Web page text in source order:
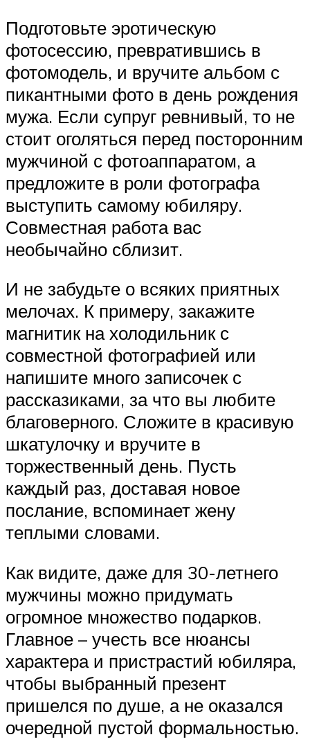
Подготовьте эротическую
фотосессию, превратившись в
фотомодель, и вручите альбом с
пикантными фото в день рождения
мужа. Если супруг ревнивый, то не
стоит оголяться перед посторонним
мужчиной с фотоаппаратом, а
предложите в роли фотографа
выступить самому юбиляру.
Совместная работа вас
необычайно сблизит.
И не забудьте о всяких приятных
мелочах. К примеру, закажите
магнитик на холодильник с
совместной фотографией или
напишите много записочек с
рассказиками, за что вы любите
благоверного. Сложите в красивую
шкатулочку и вручите в
торжественный день. Пусть
каждый раз, доставая новое
послание, вспоминает жену
теплыми словами.
Как видите, даже для 30-летнего
мужчины можно придумать
огромное множество подарков.
Главное – учесть все нюансы
характера и пристрастий юбиляра,
чтобы выбранный презент
пришелся по душе, а не оказался
очередной пустой формальностью.